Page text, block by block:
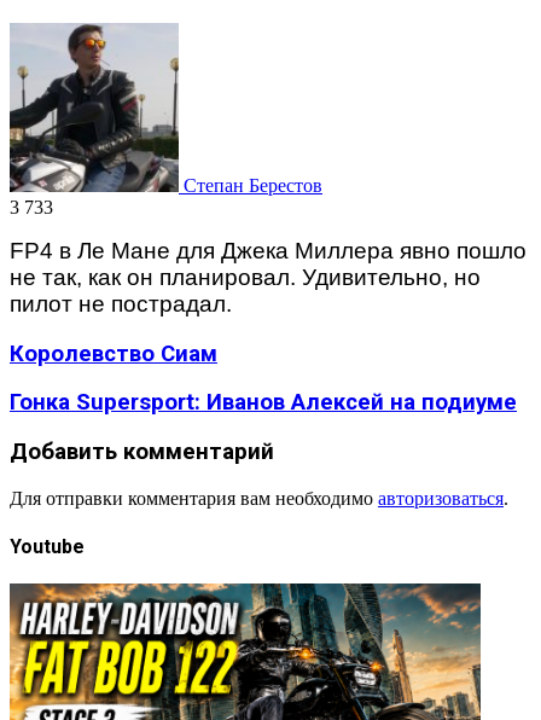
Степан Берестов
3 733
FP4 в Ле Мане для Джека Миллера явно пошло
не так, как он планировал. Удивительно, но
пилот не пострадал.
Королевство Сиам
Гонка Supersport: Иванов Алексей на подиуме
Добавить комментарий
Для отправки комментария вам необходимо авторизоваться.
Youtube